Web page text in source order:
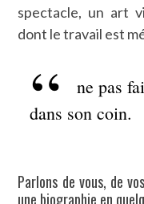
spectacle, un art
dont le travail est
ne pas
dans son coin.
Parlons de vous, de
une biographie en